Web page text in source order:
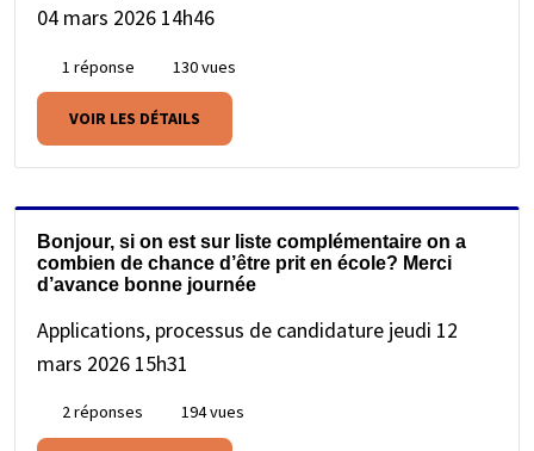
04 mars 2026 14h46
1 réponse 130 vues
VOIR LES DÉTAILS
Bonjour, si on est sur liste complémentaire on a
combien de chance d’être prit en école? Merci
d’avance bonne journée
Applications, processus de candidature jeudi 12
mars 2026 15h31
2 réponses 194 vues